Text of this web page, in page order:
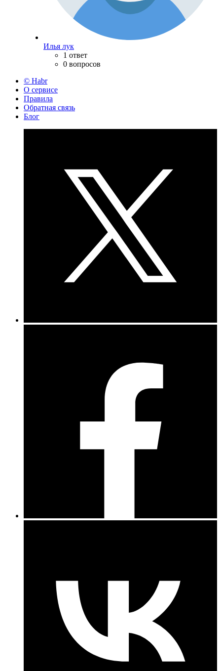
Илья лук
1 ответ
0 вопросов
© Habr
О сервисе
Правила
Обратная связь
Блог